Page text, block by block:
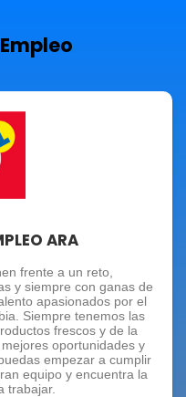
ARA
frente a un reto,
y siempre con ganas de
apasionados por el
Siempre tenemos las
frescos y de la
oportunidades y
empezar a cumplir
equipo y encuentra la
trabajar.